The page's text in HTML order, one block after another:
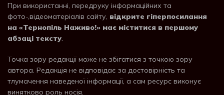
При використанні, передруку інформаційних та
фото-,відеоматеріалів сайту, відкрите гіперпосилання
на «Тернопіль Наживо!» має міститися в першому
абзаці тексту.
Точка зору редакції може не збігатися з точкою зору
автора. Редакція не відповідає за достовірність та
тлумачення наведеної інформації, а сам ресурс виконує
винятково роль носія.